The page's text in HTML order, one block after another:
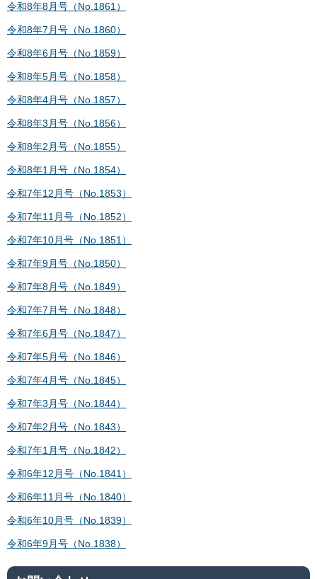
令和8年8月号（No.1861）
令和8年7月号（No.1860）
令和8年6月号（No.1859）
令和8年5月号（No.1858）
令和8年4月号（No.1857）
令和8年3月号（No.1856）
令和8年2月号（No.1855）
令和8年1月号（No.1854）
令和7年12月号（No.1853）
令和7年11月号（No.1852）
令和7年10月号（No.1851）
令和7年9月号（No.1850）
令和7年8月号（No.1849）
令和7年7月号（No.1848）
令和7年6月号（No.1847）
令和7年5月号（No.1846）
令和7年4月号（No.1845）
令和7年3月号（No.1844）
令和7年2月号（No.1843）
令和7年1月号（No.1842）
令和6年12月号（No.1841）
令和6年11月号（No.1840）
令和6年10月号（No.1839）
令和6年9月号（No.1838）